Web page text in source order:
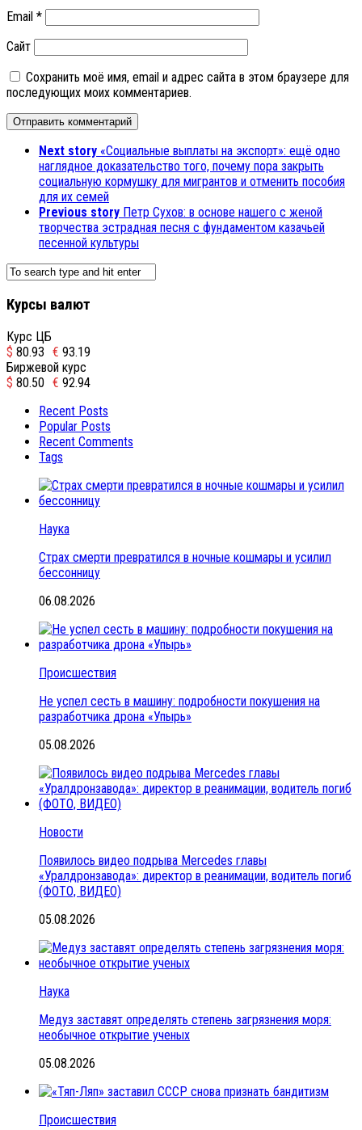
Email *
Сайт
Сохранить моё имя, email и адрес сайта в этом браузере для
последующих моих комментариев.
Next story «Социальные выплаты на экспорт»: ещё одно
наглядное доказательство того, почему пора закрыть
социальную кормушку для мигрантов и отменить пособия
для их семей
Previous story Петр Сухов: в основе нашего с женой
творчества эстрадная песня с фундаментом казачьей
песенной культуры
Курсы валют
Курс ЦБ
$ 80.93 € 93.19
Биржевой курс
$ 80.50 € 92.94
Recent Posts
Popular Posts
Recent Comments
Tags
Наука
Страх смерти превратился в ночные кошмары и усилил
бессонницу
06.08.2026
Происшествия
Не успел сесть в машину: подробности покушения на
разработчика дрона «Упырь»
05.08.2026
Новости
Появилось видео подрыва Mercedes главы
«Уралдронзавода»: директор в реанимации, водитель погиб
(ФОТО, ВИДЕО)
05.08.2026
Наука
Медуз заставят определять степень загрязнения моря:
необычное открытие ученых
05.08.2026
Происшествия